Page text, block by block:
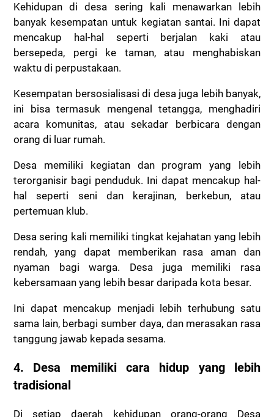
Kehidupan di desa sering kali menawarkan lebih
banyak kesempatan untuk kegiatan santai. Ini dapat
mencakup hal-hal seperti berjalan kaki atau
bersepeda, pergi ke taman, atau menghabiskan
waktu di perpustakaan.
Kesempatan bersosialisasi di desa juga lebih banyak,
ini bisa termasuk mengenal tetangga, menghadiri
acara komunitas, atau sekadar berbicara dengan
orang di luar rumah.
Desa memiliki kegiatan dan program yang lebih
terorganisir bagi penduduk. Ini dapat mencakup hal-
hal seperti seni dan kerajinan, berkebun, atau
pertemuan klub.
Desa sering kali memiliki tingkat kejahatan yang lebih
rendah, yang dapat memberikan rasa aman dan
nyaman bagi warga. Desa juga memiliki rasa
kebersamaan yang lebih besar daripada kota besar.
Ini dapat mencakup menjadi lebih terhubung satu
sama lain, berbagi sumber daya, dan merasakan rasa
tanggung jawab kepada sesama.
4. Desa memiliki cara hidup yang lebih
tradisional
Di setiap daerah kehidupan orang-orang Desa